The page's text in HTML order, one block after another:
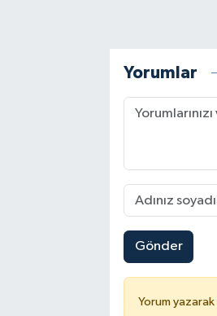
Yorumlar
Gönder
Yorum yazarak